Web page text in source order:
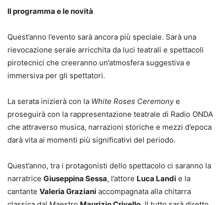
Il programma e le novità
Quest’anno l’evento sarà ancora più speciale. Sarà una
rievocazione serale arricchita da luci teatrali e spettacoli
pirotecnici che creeranno un’atmosfera suggestiva e
immersiva per gli spettatori.
La serata inizierà con la White Roses Ceremonye
proseguirà con la rappresentazione teatrale di Radio ONDA
che attraverso musica, narrazioni storiche e mezzi d’epoca
darà vita ai momenti più significativi del periodo.
Quest’anno, tra i protagonisti dello spettacolo ci saranno la
narratrice Giuseppina Sessa, l’attore Luca Landi e la
cantante Valeria Graziani accompagnata alla chitarra